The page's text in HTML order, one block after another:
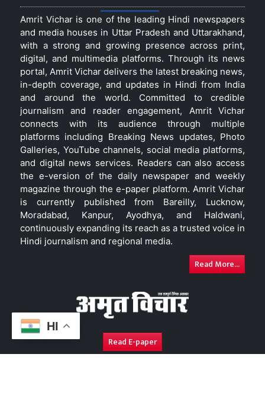
HI
Amrit Vichar is one of the leading Hindi newspapers
and media houses in Uttar Pradesh and Uttarakhand,
with a strong and growing presence across print,
digital, and multimedia platforms. Through its news
portal, Amrit Vichar delivers the latest breaking news,
in-depth coverage, and updates in Hindi from India
and around the world. Committed to credible
journalism and reader engagement, Amrit Vichar
connects with its audience through multiple
platforms including Breaking News updates, Photo
Galleries, YouTube channels, social media platforms,
and digital news services. Readers can also access
the e-version of the daily newspaper and weekly
magazine through the e-paper platform. Amrit Vichar
is currently published from Bareilly, Lucknow,
Moradabad, Kanpur, Ayodhya, and Haldwani,
continuously expanding its reach as a trusted voice in
Hindi journalism and regional media.
Read More...
Read E-paper